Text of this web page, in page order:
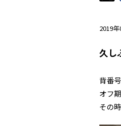
2019
久し
背番
オフ
その